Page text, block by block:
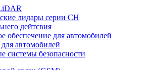
лидары серии CH
дейтсвия
обеспечение для автомобилей
автомобилей
системы безопасности